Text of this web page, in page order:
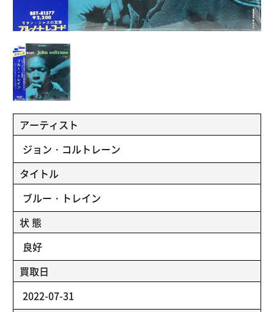
アーティスト
ジョン・コルトレーン
タイトル
ブルー・トレイン
状 態
良好
買取日
2022-07-31